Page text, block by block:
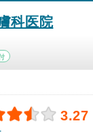
科医院
3.27